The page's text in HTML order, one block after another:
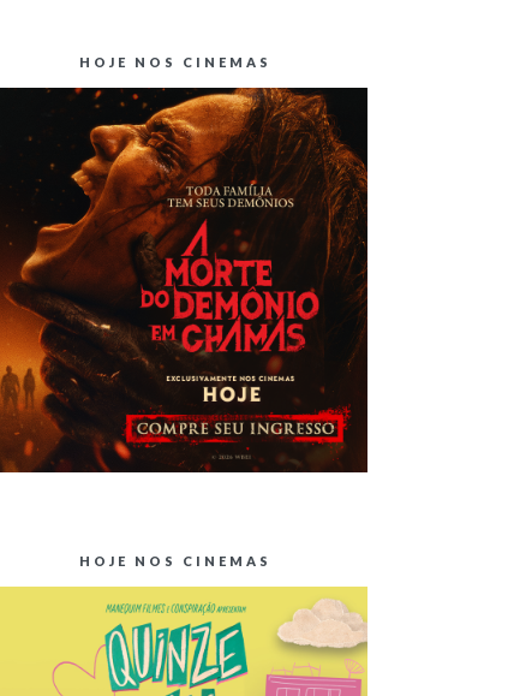
HOJE NOS CINEMAS
HOJE NOS CINEMAS